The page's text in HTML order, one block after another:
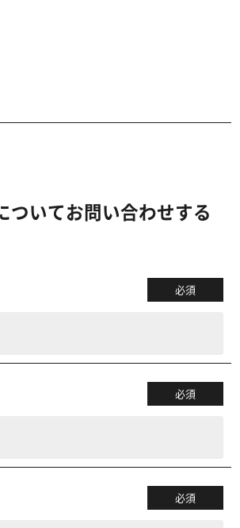
ついてお問い合わせする
必須
必須
必須